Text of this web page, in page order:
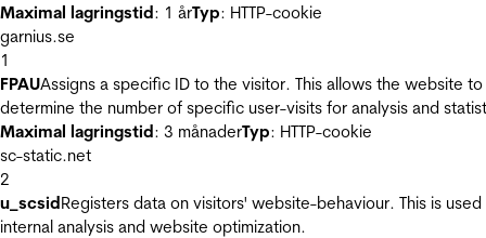
Maximal lagringstid: 1 årTyp: HTTP-cookie
garnius.se
1
FPAUAssigns a specific ID to the visitor. This allows the website to
determine the number of specific user-visits for analysis and
Maximal lagringstid: 3 månaderTyp: HTTP-cookie
sc-static.net
2
u_scsidRegisters data on visitors' website-behaviour. This is
internal analysis and website optimization.